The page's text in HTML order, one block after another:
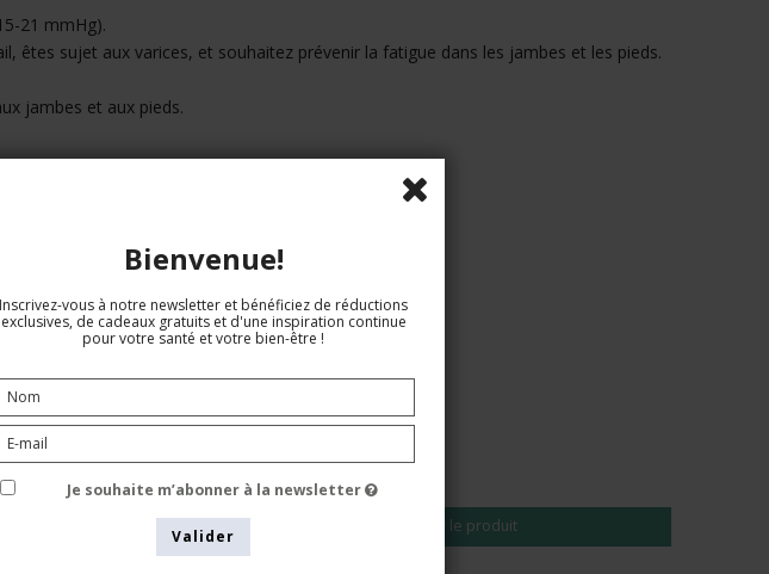
21 mmHg).
êtes sujet aux varices, et souhaitez prévenir la fatigue dans les jambes et les pieds.
jambes et aux pieds.
de Contention
EUR 15,00
Voir le produit
Bienvenue!
Inscrivez-vous à notre newsletter et bénéficiez de réductions
exclusives, de cadeaux gratuits et d'une inspiration continue
pour votre santé et votre bien-être !
Je souhaite m’abonner à la newsletter
Valider